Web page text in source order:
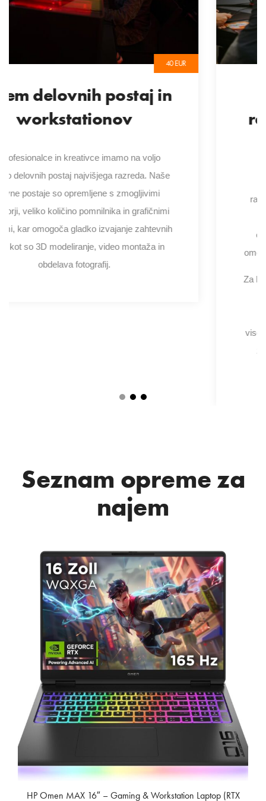
od 50 EUR
Najem gaming
računalnikov in igralnih
Naša ponudba vključuje najem gaming
računalnika, ki vas bo popeljal v svet vrhunske
igralne izkušnje. Naši igralni računalniki so
opremljeni z najnovejšimi komponentami, ki
omogočajo nemoteno igranje najzahtevnejših iger.
Seznam opreme za
najem
HP Omen MAX 16″ – Gaming & Workstation Laptop (RTX